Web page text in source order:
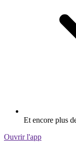
Et encore plus
Ouvrir l'app